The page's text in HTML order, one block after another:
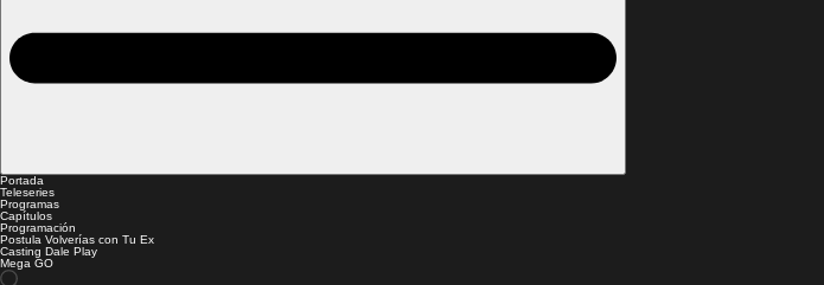
Portada
Teleseries
Programas
Capítulos
Programación
Postula Volverías con Tu Ex
Casting Dale Play
Mega GO